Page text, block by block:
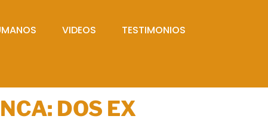
VIDEOS
TESTIMONIOS
DOS EX